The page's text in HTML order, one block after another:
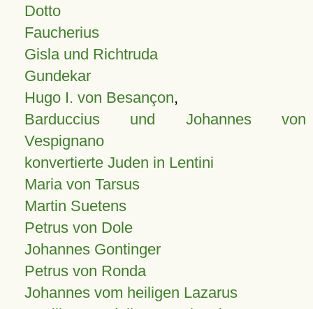
Dotto
Faucherius
Gisla und Richtruda
Gundekar
Hugo I. von Besançon,
Barduccius und Johannes von
Vespignano
konvertierte Juden in Lentini
Maria von Tarsus
Martin Suetens
Petrus von Dole
Johannes Gontinger
Petrus von Ronda
Johannes vom heiligen Lazarus